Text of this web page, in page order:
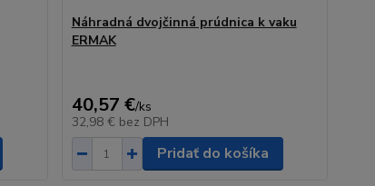
Náhradná dvojčinná prúdnica k vaku
ERMAK
40,57 €/ks
32,98 € bez DPH
Pridať do košíka